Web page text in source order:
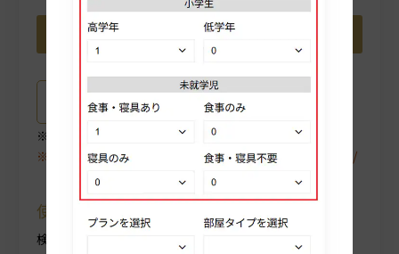
プラン詳細はこちら
ご選択中のプラン詳細がご確認いただけます。
空室が表示されない場合は、〈翌月〉や〈プラン/人数/
使用方法について
検索条件を変更する場合部屋人数より変更ください。